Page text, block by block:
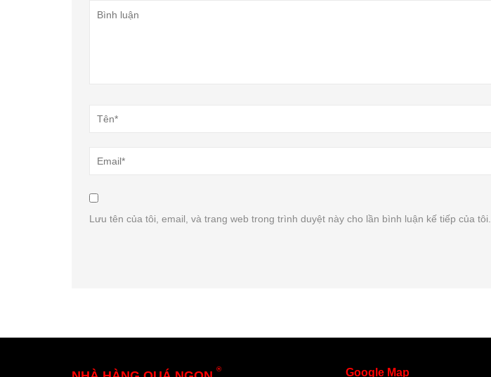
Lưu tên của tôi, email, và trang web trong trình duyệt này cho lần bình luận kế tiếp của tôi.
® Google Map